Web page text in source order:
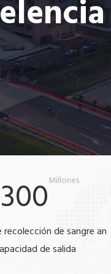
Millones
de sangre anual
de salida